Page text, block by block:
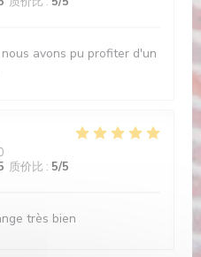
avons pu profiter d'un
质价比 : 5/5
très bien